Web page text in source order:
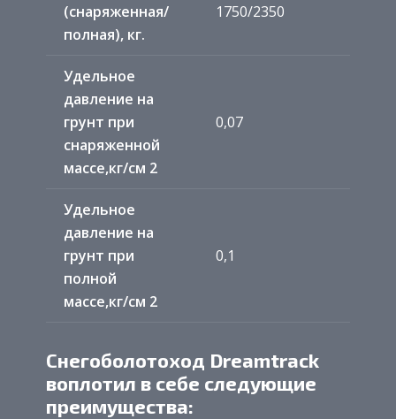
(снаряженная/
полная), кг.
1750/2350
Удельное
давление на
грунт при
снаряженной
массе,кг/см 2
0,07
Удельное
давление на
грунт при
полной
массе,кг/см 2
0,1
Снегоболотоход Dreamtrack
воплотил в себе следующие
преимущества: